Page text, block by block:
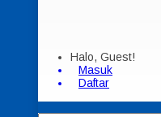
Halo, Guest!
Masuk
Daftar